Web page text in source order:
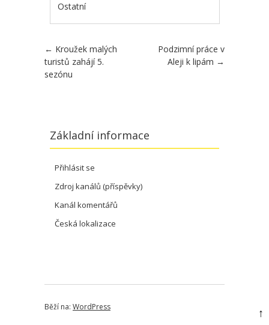
Ostatní
Post navigation
← Kroužek malých
turistů zahájí 5.
sezónu
Podzimní práce v
Aleji k lipám →
Základní informace
Přihlásit se
Zdroj kanálů (příspěvky)
Kanál komentářů
Česká lokalizace
Běží na: WordPress ↑